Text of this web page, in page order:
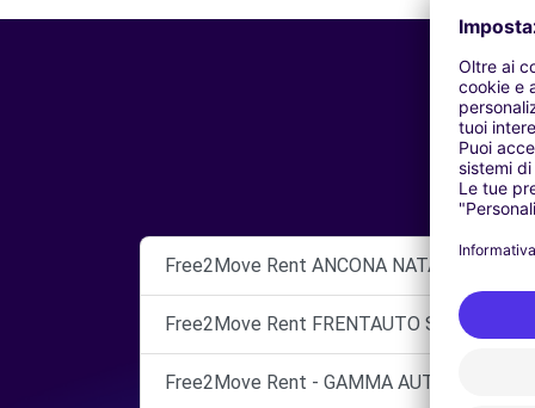
Free2Move Rent ANCONA NATALUCCI
Free2Move Rent FRENTAUTO SPA
Free2Move Rent - GAMMA AUTO SRL -